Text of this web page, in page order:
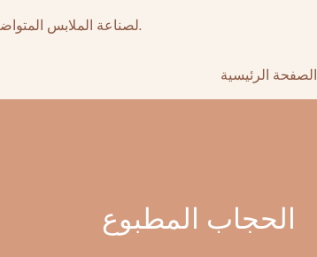
أكثر من 15 عامًا من تصنيع المعدات الأصلية عالي الجودة & ODM لصناعة الملابس المتواضعة.
الصفحة الرئيسية
الحجاب المطبوع